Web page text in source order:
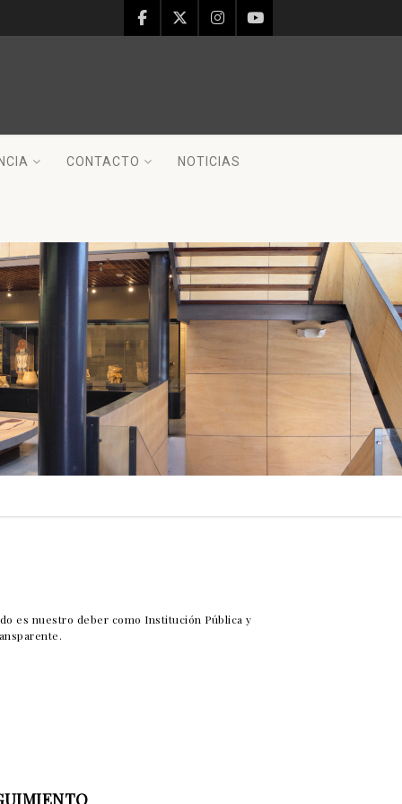
CONTACTO NOTICIAS
es nuestro deber como Institución Pública y